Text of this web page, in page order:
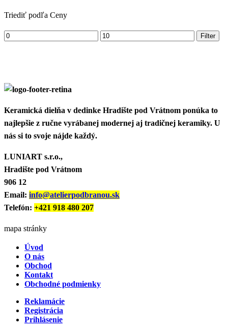
Triediť podľa Ceny
Filter
Keramická dielňa v dedinke Hradište pod Vrátnom ponúka to
najlepšie z ručne vyrábanej modernej aj tradičnej keramiky. U
nás si to svoje nájde každý.
LUNIART s.r.o.,
Hradište pod Vrátnom
906 12
Email: info@atelierpodbranou.sk
Telefón: +421 918 480 207
mapa stránky
Úvod
O nás
Obchod
Kontakt
Obchodné podmienky
Reklamácie
Registrácia
Prihlásenie